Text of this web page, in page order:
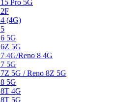
Pro 5G
(4G)
5G
5G
4G/Reno 8 4G
5G
5G / Reno 8Z 5G
5G
4G
5G